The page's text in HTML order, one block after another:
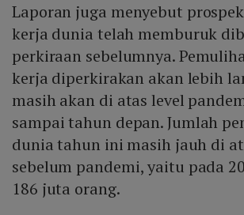
Laporan juga menyebut
kerja dunia telah memburuk
perkiraan sebelumnya.
kerja diperkirakan akan lebih
masih akan di atas level
sampai tahun depan. Jumlah
dunia tahun ini masih jauh di
sebelum pandemi, yaitu pada
186 juta orang.